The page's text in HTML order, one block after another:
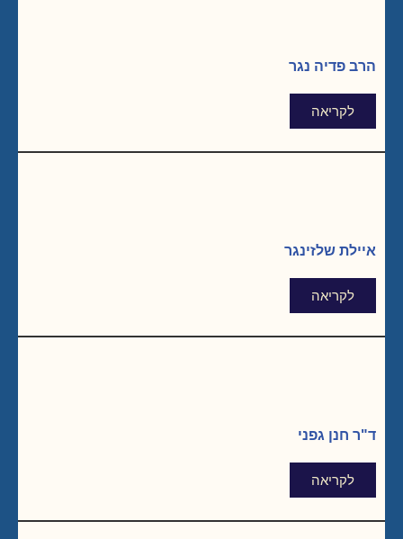
הרב פדיה נגר
לקריאה
איילת שלזינגר
לקריאה
ד"ר חנן גפני
לקריאה